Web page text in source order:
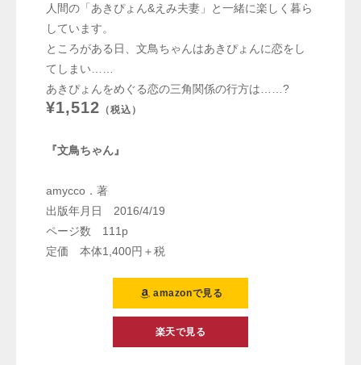
人間の「あきぴょん&えみ夫妻」と一緒に楽しく暮ら
しています。
ところがある日、文鳥ちゃんはあきぴょんに恋をし
てしまい……
あきぴょんをめぐる恋の三角関係の行方は……?
¥1,512 （税込）
『文鳥ちゃん』
amycco．著
出版年月日 2016/4/19
ページ数 111p
定価 本体1,400円＋税
amazonで見る
楽天で見る